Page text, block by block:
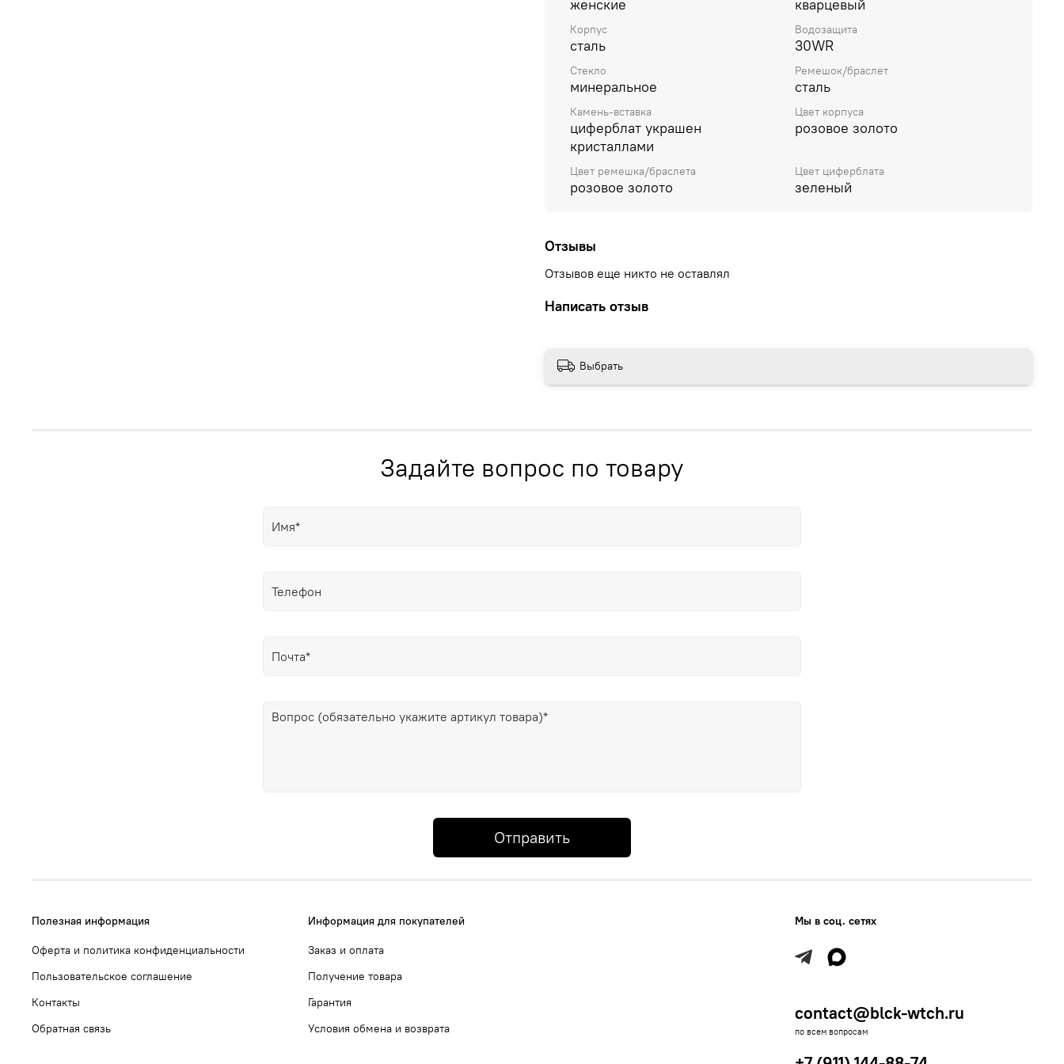
женские кварцевый
Корпус
сталь
Водозащита
30WR
Стекло
минеральное
Ремешок/браслет
сталь
Камень-вставка
циферблат украшен
кристаллами
Цвет корпуса
розовое золото
Цвет ремешка/браслета
розовое золото
Цвет циферблата
зеленый
Отзывы
Отзывов еще никто не оставлял
Написать отзыв
Выбрать
Задайте вопрос по товару
Отправить
Полезная информация
Оферта и политика конфиденциальности
Пользовательское соглашение
Контакты
Обратная связь
Информация для покупателей
Заказ и оплата
Получение товара
Гарантия
Условия обмена и возврата
Мы в соц. сетях
contact@blck-wtch.ru
по всем вопросам